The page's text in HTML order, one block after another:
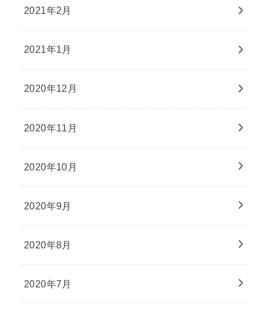
2021年2月
2021年1月
2020年12月
2020年11月
2020年10月
2020年9月
2020年8月
2020年7月